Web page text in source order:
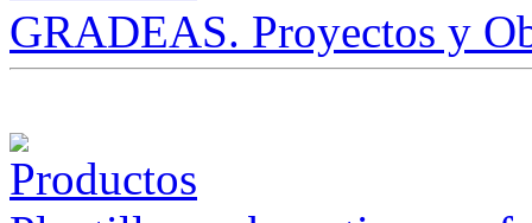
GRADEAS. Proyectos y